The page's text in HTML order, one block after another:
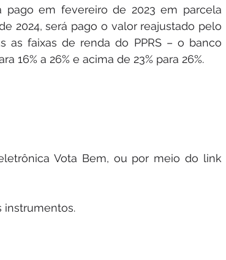
pago em fevereiro de 2023 em parcela
2024, será pago o valor reajustado pelo
as faixas de renda do PPRS – o banco
16% a 26% e acima de 23% para 26%.
Vota Bem, ou por meio do link
instrumentos.